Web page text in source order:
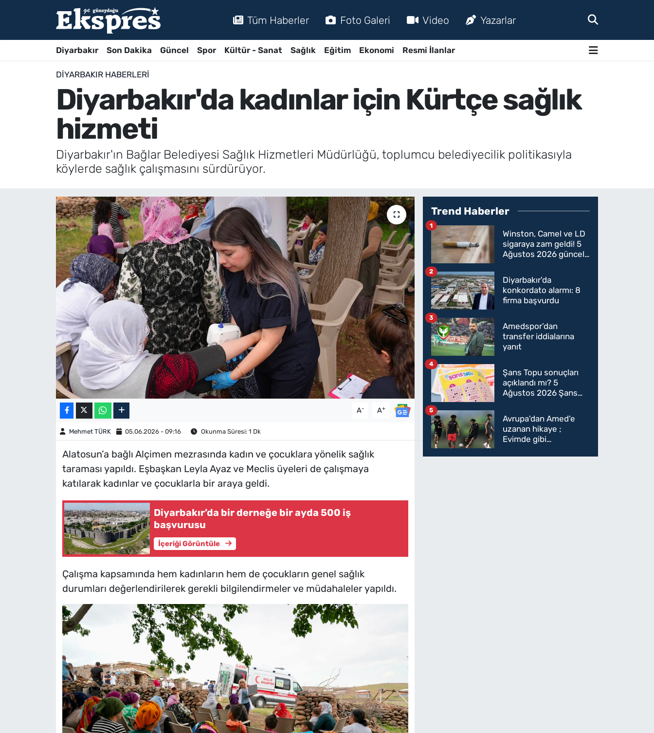
Tüm Haberler Foto Galeri Video Yazarlar
Diyarbakır Son Dakika Güncel Spor Kültür - Sanat Sağlık Eğitim Ekonomi Resmi İlanlar
DIYARBAKIR HABERLERI
Diyarbakır'da kadınlar için Kürtçe sağlık
hizmeti
Diyarbakır'ın Bağlar Belediyesi Sağlık Hizmetleri Müdürlüğü, toplumcu belediyecilik politikasıyla
köylerde sağlık çalışmasını sürdürüyor.
A- A+
Mehmet TÜRK 05.06.2026 - 09:16 Okunma Süresi: 1 Dk
Alatosun’a bağlı Alçimen mezrasında kadın ve çocuklara yönelik sağlık
taraması yapıldı. Eşbaşkan Leyla Ayaz ve Meclis üyeleri de çalışmaya
katılarak kadınlar ve çocuklarla bir araya geldi.
Diyarbakır’da bir derneğe bir ayda 500 iş
başvurusu
İçeriği Görüntüle
Çalışma kapsamında hem kadınların hem de çocukların genel sağlık
durumları değerlendirilerek gerekli bilgilendirmeler ve müdahaleler yapıldı.
Trend Haberler
Winston, Camel ve LD
sigaraya zam geldi! 5
Ağustos 2026 güncel
oldu
1
Diyarbakır'da
konkordato alarmı: 8
firma başvurdu
2
Amedspor’dan
transfer iddialarına
yanıt
3
Şans Topu sonuçları
açıklandı mı? 5
Ağustos 2026 Şans
Ağustos Şans topu
sorgulama
4
Avrupa'dan Amed'e
uzanan hikaye ;
Evimde gibi
5